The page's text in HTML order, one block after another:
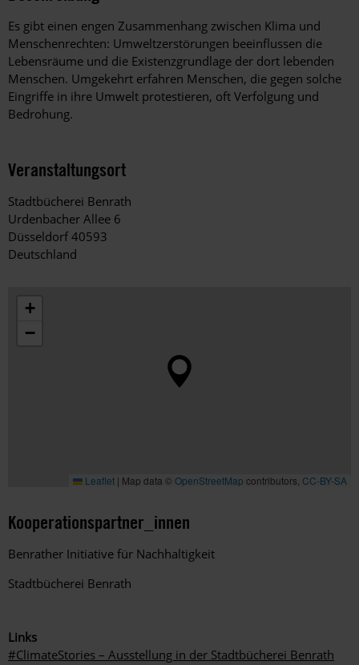
Es gibt einen engen Zusammenhang zwischen Klima und
Menschenrechten: Umweltzerstörungen beeinflussen die
Lebensräume und die Existenzgrundlage der dort lebenden
Menschen. Umgekehrt erfahren Menschen, die gegen solche
Eingriffe in ihre Umwelt protestieren, oft Verfolgung und
Bedrohung.
Veranstaltungsort
Stadtbücherei Benrath
Urdenbacher Allee 6
Düsseldorf 40593
Deutschland
+
−
Leaflet | Map data ©OpenStreetMap contributors, CC-BY-SA
Kooperationspartner_innen
Benrather Initiative für Nachhaltigkeit
Stadtbücherei Benrath
Links
#ClimateStories – Ausstellung in der Stadtbücherei Benrath